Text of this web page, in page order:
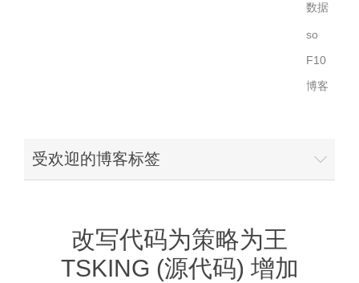
数据
so
F10
博客
受欢迎的博客标签
改写代码为策略为王
TSKING (源代码) 增加